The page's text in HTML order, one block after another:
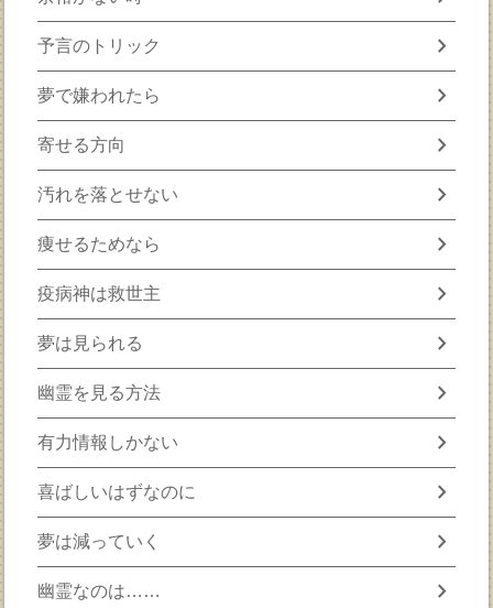
予言のトリック chevron_right
夢で嫌われたら chevron_right
寄せる方向 chevron_right
汚れを落とせない chevron_right
痩せるためなら chevron_right
疫病神は救世主 chevron_right
夢は見られる chevron_right
幽霊を見る方法 chevron_right
有力情報しかない chevron_right
喜ばしいはずなのに chevron_right
夢は減っていく chevron_right
幽霊なのは…… chevron_right